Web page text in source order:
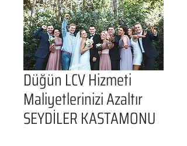
Düğün LCV Hizmeti
Maliyetlerinizi Azaltır
SEYDİLER KASTAMONU